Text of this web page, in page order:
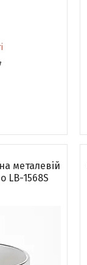
металевій
LB-1568S